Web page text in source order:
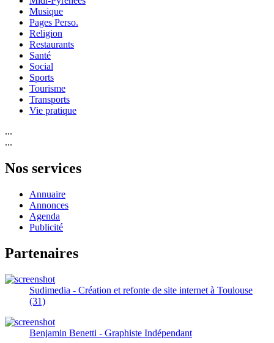
Musique
Pages Perso.
Religion
Restaurants
Santé
Social
Sports
Tourisme
Transports
Vie pratique
...
...
Nos services
Annuaire
Annonces
Agenda
Publicité
Partenaires
Sudimedia - Création et refonte de site internet à Toulouse
(31)
Benjamin Benetti - Graphiste Indépendant